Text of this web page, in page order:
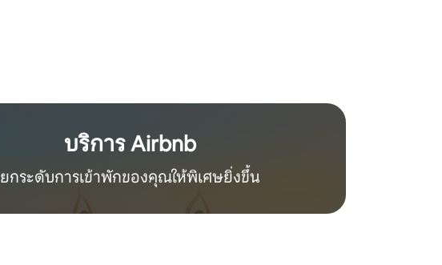
บริการ Airbnb
ยกระดับการเข้าพักของคุณให้พิเศษยิ่งขึ้น